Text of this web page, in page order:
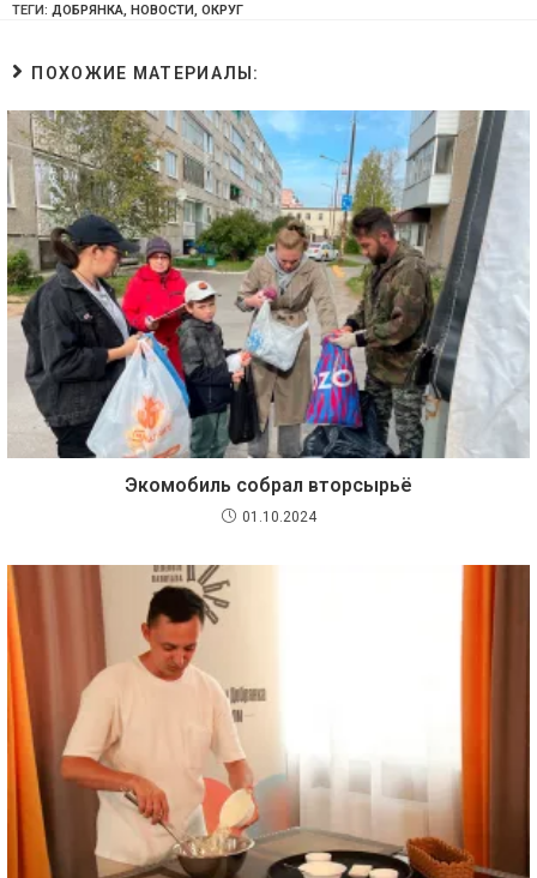
ТЕГИ: ДОБРЯНКА, НОВОСТИ, ОКРУГ
ПОХОЖИЕ МАТЕРИАЛЫ:
Экомобиль собрал вторсырьё
01.10.2024